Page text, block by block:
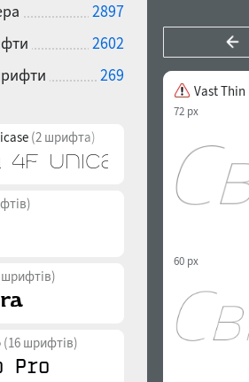
2897
2602
269
(2 шрифта)
шрифтів)
(16 шрифтів)
Vast
72 px
60 px